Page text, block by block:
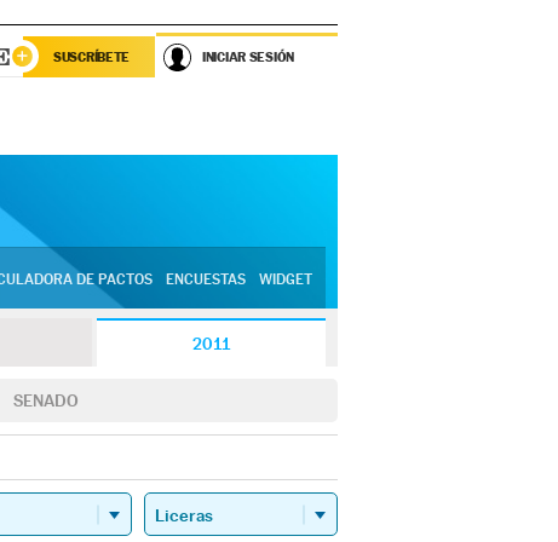
SUSCRÍBETE INICIAR SESIÓN
DE PACTOS ENCUESTAS WIDGET
2011
SENADO